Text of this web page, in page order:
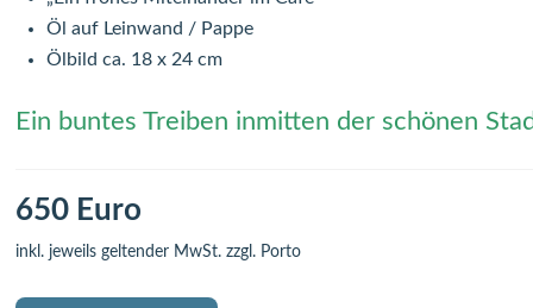
Öl auf Leinwand / Pappe
Ölbild ca. 18 x 24 cm
Ein buntes Treiben inmitten der schönen
650 Euro
inkl. jeweils geltender MwSt. zzgl. Porto